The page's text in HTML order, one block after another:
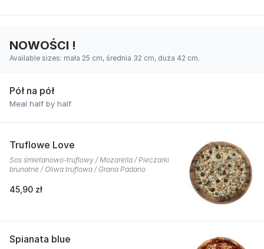
NOWOŚCI !
Available sizes: mała 25 cm, średnia 32 cm, duża 42 cm.
Pół na pół
Meal half by half
Truflowe Love
Sos śmietanowo-truflowy / Mozarella / Pieczarki
brunatne / Oliwa truflowa / Grana Padano
45,90 zł
Spianata blue